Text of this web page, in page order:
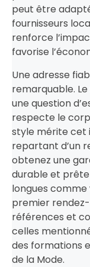
peut être
fournisseurs
renforce
favorise
Une adresse
remarquable.
une question
respecte le
style mérite cet
repartant d’un
obtenez une
durable et
longues comme
premier
références et
celles
des formations
de la Mode.